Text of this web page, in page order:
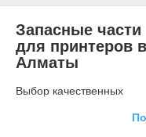
Запасные части
для принтеров в
Алматы
Выбор качественных